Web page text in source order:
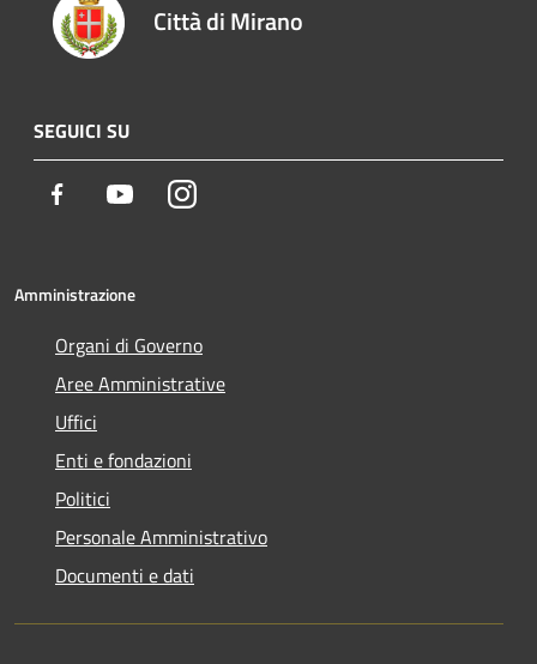
Città di Mirano
SEGUICI SU
Facebook YoutubeInstagram
Amministrazione
Organi di Governo
Aree Amministrative
Uffici
Enti e fondazioni
Politici
Personale Amministrativo
Documenti e dati